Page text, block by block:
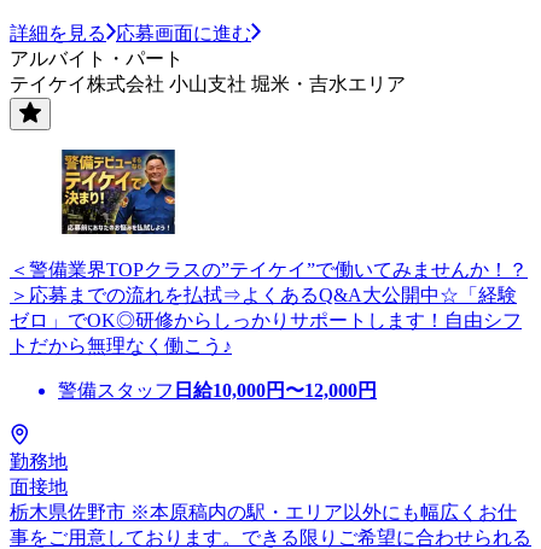
詳細を見る
応募画面に進む
アルバイト・パート
テイケイ株式会社 小山支社 堀米・吉水エリア
＜警備業界TOPクラスの”テイケイ”で働いてみませんか！？
＞応募までの流れを払拭⇒よくあるQ&A大公開中☆「経験
ゼロ」でOK◎研修からしっかりサポートします！自由シフ
トだから無理なく働こう♪
警備スタッフ 日給10,000円〜12,000円
勤務地
面接地
栃木県佐野市 ※本原稿内の駅・エリア以外にも幅広くお仕
事をご用意しております。できる限りご希望に合わせられる